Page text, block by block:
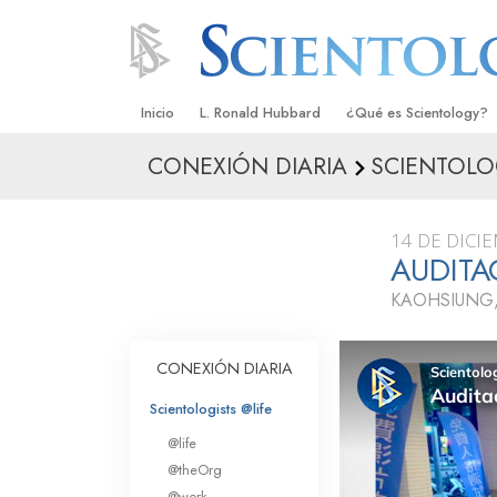
Inicio L. Ronald Hubbard ¿Qué es Scientology?
Creencias y Prácticas
Qué dicen los
Scientology
Conoce a un
Dentro de una Iglesia
Los Principios
Una Introducción a
CONEXIÓN DIARIA
14 DE
CONEXIÓN DIARIA
Scientologists @life
@life
@theOrg